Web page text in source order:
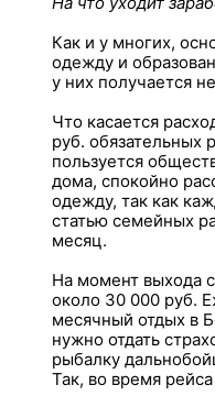
Как и у многих,
одежду и
у них получается
Что касается
руб. обязательных
пользуется
дома, спокойно
одежду, так как
статью семейных
месяц.
На момент выхода
около 30 000 руб.
месячный отдых в
нужно отдать
рыбалку
Так, во время